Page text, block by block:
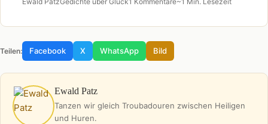
Teilen: Facebook X WhatsApp Bild
Ewald Patz
Tanzen wir gleich Troubadouren zwischen Heiligen
und Huren.